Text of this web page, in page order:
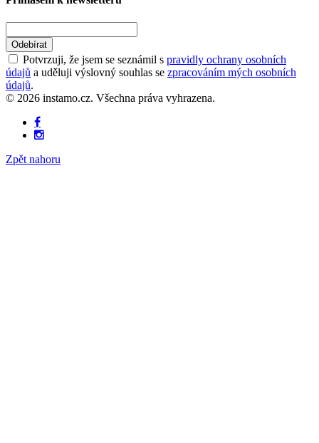
Odebírat
Potvrzuji, že jsem se seznámil s pravidly ochrany osobních
údajů a uděluji výslovný souhlas se zpracováním mých osobních
údajů.
© 2026 instamo.cz. Všechna práva vyhrazena.
Zpět nahoru